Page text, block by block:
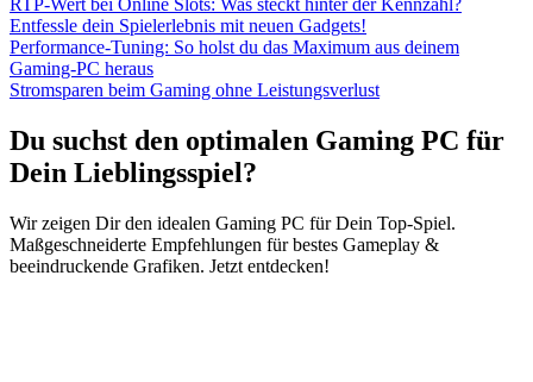
RTP-Wert bei Online Slots: Was steckt hinter der Kennzahl?
Entfessle dein Spielerlebnis mit neuen Gadgets!
Performance-Tuning: So holst du das Maximum aus deinem
Gaming-PC heraus
Stromsparen beim Gaming ohne Leistungsverlust
Du suchst den optimalen Gaming PC für
Dein Lieblingsspiel?
Wir zeigen Dir den idealen Gaming PC für Dein Top-Spiel.
Maßgeschneiderte Empfehlungen für bestes Gameplay &
beeindruckende Grafiken. Jetzt entdecken!